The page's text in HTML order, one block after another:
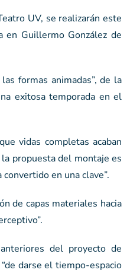
UV, se realizarán este
Guillermo González de
formas animadas”, de la
exitosa temporada en el
vidas completas acaban
propuesta del montaje es
en una clave”.
de capas materiales hacia
del proyecto de
darse el tiempo-espacio